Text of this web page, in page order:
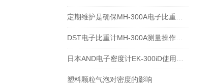
塑料颗粒气泡对密度的影响